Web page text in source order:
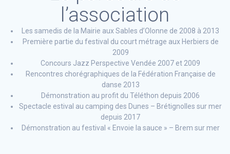
l’association
Les samedis de la Mairie aux Sables d’Olonne de 2008 à 2013
Première partie du festival du court métrage aux Herbiers de
2009
Concours Jazz Perspective Vendée 2007 et 2009
Rencontres chorégraphiques de la Fédération Française de
danse 2013
Démonstration au profit du Téléthon depuis 2006
Spectacle estival au camping des Dunes – Brétignolles sur mer
depuis 2017
Démonstration au festival « Envoie la sauce » – Brem sur mer